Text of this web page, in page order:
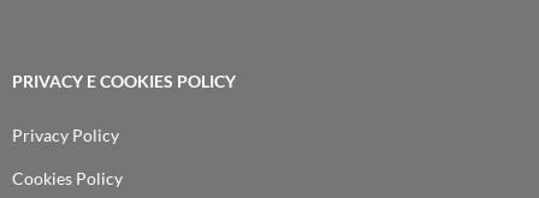
PRIVACY E COOKIES POLICY
Privacy Policy
Cookies Policy